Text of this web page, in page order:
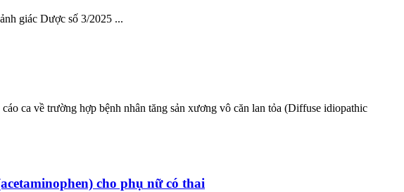
giác Dược số 3/2025 ...
ca về trường hợp bệnh nhân tăng sản xương vô căn lan tỏa (Diffuse idiopathic
cho phụ nữ có thai